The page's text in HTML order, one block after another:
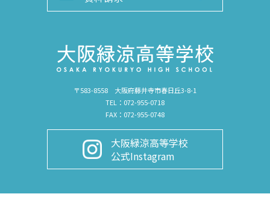
〒583-8558 大阪府藤井寺市春日丘3-8-1
TEL：072-955-0718
FAX：072-955-0748
大阪緑涼高等学校
公式Instagram